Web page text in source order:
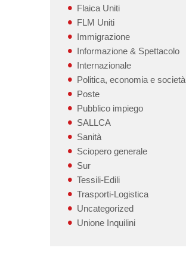
Flaica Uniti
FLM Uniti
Immigrazione
Informazione & Spettacolo
Internazionale
Politica, economia e società
Poste
Pubblico impiego
SALLCA
Sanità
Sciopero generale
Sur
Tessili-Edili
Trasporti-Logistica
Uncategorized
Unione Inquilini